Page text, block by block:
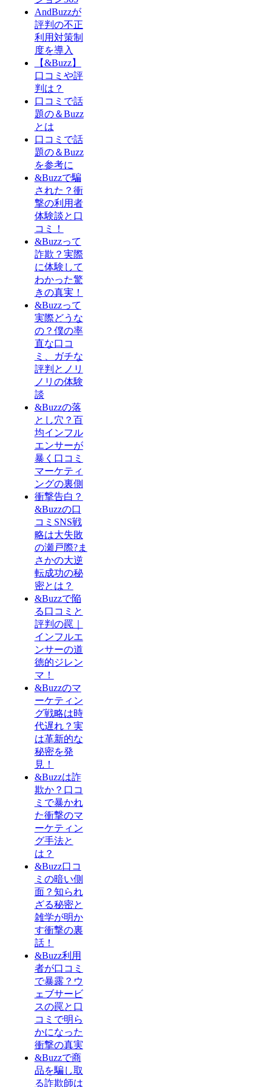
AndBuzzが
評判の不正
利用対策制
度を導入
【&Buzz】
口コミや評
判は？
口コミで話
題の＆Buzz
とは
口コミで話
題の＆Buzz
を参考に
&Buzzで騙
された？衝
撃の利用者
体験談と口
コミ！
&Buzzって
詐欺？実際
に体験して
わかった驚
きの真実！
&Buzzって
実際どうな
の？僕の率
直な口コ
ミ、ガチな
評判とノリ
ノリの体験
談
&Buzzの落
とし穴？百
均インフル
エンサーが
暴く口コミ
マーケティ
ングの裏側
衝撃告白？
&Buzzの口
コミSNS戦
略は大失敗
の瀬戸際?ま
さかの大逆
転成功の秘
密とは？
&Buzzで陥
る口コミと
評判の罠｜
インフルエ
ンサーの道
徳的ジレン
マ！
&Buzzのマ
ーケティン
グ戦略は時
代遅れ？実
は革新的な
秘密を発
見！
&Buzzは詐
欺か？口コ
ミで暴かれ
た衝撃のマ
ーケティン
グ手法と
は？
&Buzz口コ
ミの暗い側
面？知られ
ざる秘密と
雑学が明か
す衝撃の裏
話！
&Buzz利用
者が口コミ
で暴露？ウ
ェブサービ
スの罠と口
コミで明ら
かになった
衝撃の真実
&Buzzで商
品を騙し取
る詐欺師は